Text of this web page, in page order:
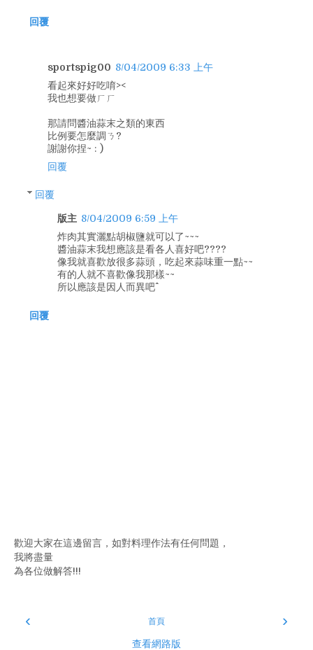
回覆
sportspig00 8/04/2009 6:33 上午
看起來好好吃唷><
我也想要做ㄏㄏ
那請問醬油蒜末之類的東西
比例要怎麼調ㄋ?
謝謝你捏~ : )
回覆
回覆
版主 8/04/2009 6:59 上午
炸肉其實灑點胡椒鹽就可以了~~~
醬油蒜末我想應該是看各人喜好吧????
像我就喜歡放很多蒜頭，吃起來蒜味重一點~~
有的人就不喜歡像我那樣~~
所以應該是因人而異吧^^
回覆
歡迎大家在這邊留言，如對料理作法有任何問題，
我將盡量
為各位做解答!!!
‹ ›
首頁
查看網路版